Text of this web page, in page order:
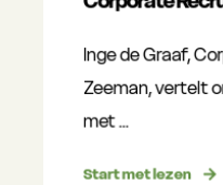
Inge de Graaf,
Zeeman, vertelt
met ...
Start met lezen